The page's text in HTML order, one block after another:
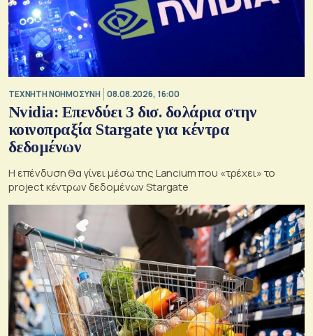
TΕΧΝΗΤΗ ΝΟΗΜΟΣΥΝΗ 08.08.2026, 16:00
Nvidia: Επενδύει 3 δισ. δολάρια στην
κοινοπραξία Stargate για κέντρα
δεδομένων
Η επένδυση θα γίνει μέσω της Lancium που «τρέχει» το
project κέντρων δεδομένων Stargate